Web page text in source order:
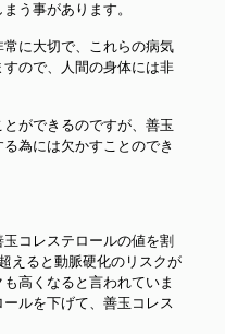
う事があります。
に大切で、これらの病気
ので、人間の身体には非
ができるのですが、善玉
為には欠かすことのでき
コレステロールの値を割
えると動脈硬化のリスクが
高くなると言われていま
ルを下げて、善玉コレス